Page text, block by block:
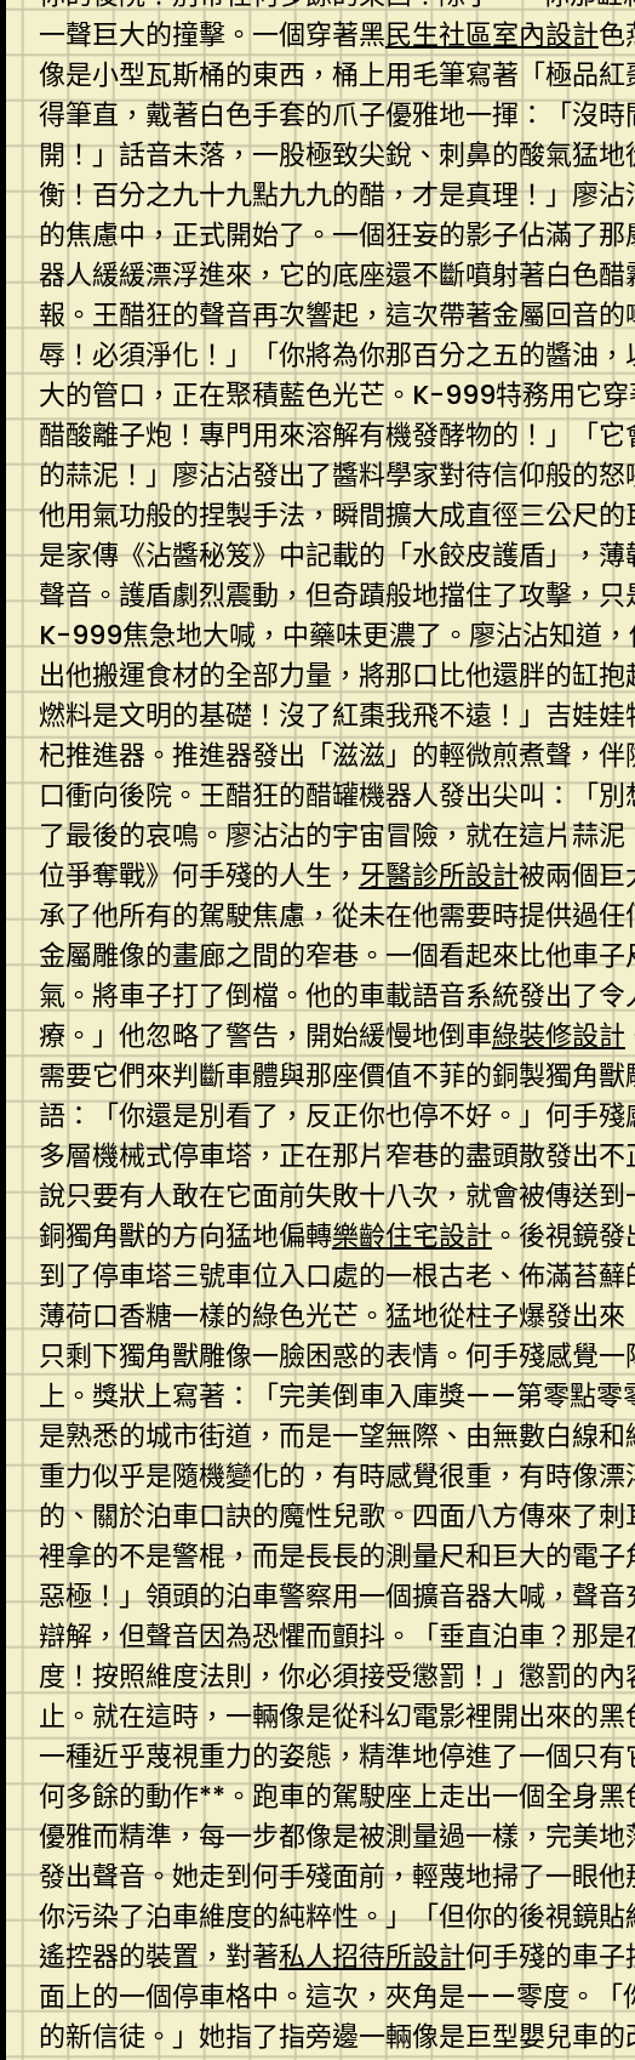
一聲巨大的撞擊。一個穿著黑民生社區室內設計色
像是小型瓦斯桶的東西，桶上用毛筆寫著「極品
得筆直，戴著白色手套的爪子優雅地一揮：「沒
開！」話音未落，一股極致尖銳、刺鼻的酸氣猛
衡！百分之九十九點九九的醋，才是真理！」廖
的焦慮中，正式開始了。一個狂妄的影子佔滿了
器人緩緩漂浮進來，它的底座還不斷噴射著白色
報。王醋狂的聲音再次響起，這次帶著金屬回音
辱！必須淨化！」「你將為你那百分之五的醬油
大的管口，正在聚積藍色光芒。K-999特務用它
醋酸離子炮！專門用來溶解有機發酵物的！」「
的蒜泥！」廖沾沾發出了醬料學家對待信仰般的
他用氣功般的捏製手法，瞬間擴大成直徑三公尺
是家傳《沾醬秘笈》中記載的「水餃皮護盾」，
聲音。護盾劇烈震動，但奇蹟般地擋住了攻擊，
K-999焦急地大喊，中藥味更濃了。廖沾沾知道
出他搬運食材的全部力量，將那口比他還胖的缸
燃料是文明的基礎！沒了紅棗我飛不遠！」吉娃
杞推進器。推進器發出「滋滋」的輕微煎煮聲，
口衝向後院。王醋狂的醋罐機器人發出尖叫：「
了最後的哀鳴。廖沾沾的宇宙冒險，就在這片蒜
位爭奪戰》何手殘的人生，牙醫診所設計被兩個巨
承了他所有的駕駛焦慮，從未在他需要時提供過
金屬雕像的畫廊之間的窄巷。一個看起來比他車
氣。將車子打了倒檔。他的車載語音系統發出了
療。」他忽略了警告，開始緩慢地倒車綠裝修設計
需要它們來判斷車體與那座價值不菲的銅製獨角
語：「你還是別看了，反正你也停不好。」何手
多層機械式停車塔，正在那片窄巷的盡頭散發出
說只要有人敢在它面前失敗十八次，就會被傳送
銅獨角獸的方向猛地偏轉樂齡住宅設計。後視鏡發
到了停車塔三號車位入口處的一根古老、佈滿苔
薄荷口香糖一樣的綠色光芒。猛地從柱子爆發出
只剩下獨角獸雕像一臉困惑的表情。何手殘感覺
上。獎狀上寫著：「完美倒車入庫獎——第零點零
是熟悉的城市街道，而是一望無際、由無數白線
重力似乎是隨機變化的，有時感覺很重，有時像
的、關於泊車口訣的魔性兒歌。四面八方傳來了
裡拿的不是警棍，而是長長的測量尺和巨大的電
惡極！」領頭的泊車警察用一個擴音器大喊，聲
辯解，但聲音因為恐懼而顫抖。「垂直泊車？那
度！按照維度法則，你必須接受懲罰！」懲罰的
止。就在這時，一輛像是從科幻電影裡開出來的
一種近乎蔑視重力的姿態，精準地停進了一個只
何多餘的動作**。跑車的駕駛座上走出一個全身
優雅而精準，每一步都像是被測量過一樣，完美
發出聲音。她走到何手殘面前，輕蔑地掃了一眼
你污染了泊車維度的純粹性。」「但你的後視鏡
遙控器的裝置，對著私人招待所設計何手殘的車
面上的一個停車格中。這次，夾角是——零度。「
的新信徒。」她指了指旁邊一輛像是巨型嬰兒車